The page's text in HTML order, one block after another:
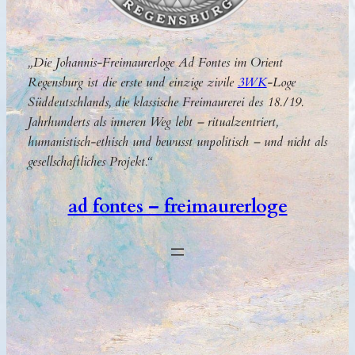
„Die Johannis-Freimaurerloge Ad Fontes im Orient
Regensburg ist die erste und einzige zivile3WK-Loge
Süddeutschlands, die klassische Freimaurerei des 18./19.
Jahrhunderts als inneren Weg lebt – ritualzentriert,
humanistisch-ethisch und bewusst unpolitisch – und nicht als
gesellschaftliches Projekt.“
ad fontes – freimaurerloge